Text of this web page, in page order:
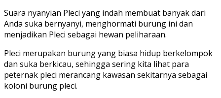
Suara nyanyian Pleci yang indah membuat banyak dari
Anda suka bernyanyi, menghormati burung ini dan
menjadikan Pleci sebagai hewan peliharaan.
Pleci merupakan burung yang biasa hidup berkelompok
dan suka berkicau, sehingga sering kita lihat para
peternak pleci merancang kawasan sekitarnya sebagai
koloni burung pleci.